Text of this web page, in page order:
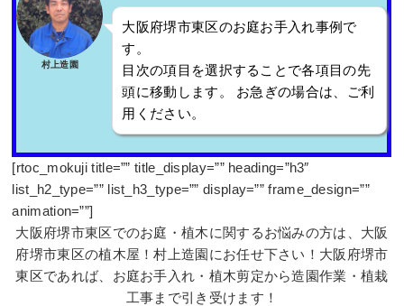
村上造園
大阪府堺市東区のお庭お手入れ事例で
す。
目次の項目を選択することで各項目の先
頭に移動します。 お急ぎの場合は、ご利
用ください。
[rtoc_mokuji title=”” title_display=”” heading=”h3″
list_h2_type=”” list_h3_type=”” display=”” frame_design=””
animation=””]
大阪府堺市東区でのお庭・植木に関するお悩みの方は、大阪
府堺市東区の植木屋！村上造園にお任せ下さい！大阪府堺市
東区であれば、お庭お手入れ・植木剪定から造園作業・植栽
工事まで引き受けます！